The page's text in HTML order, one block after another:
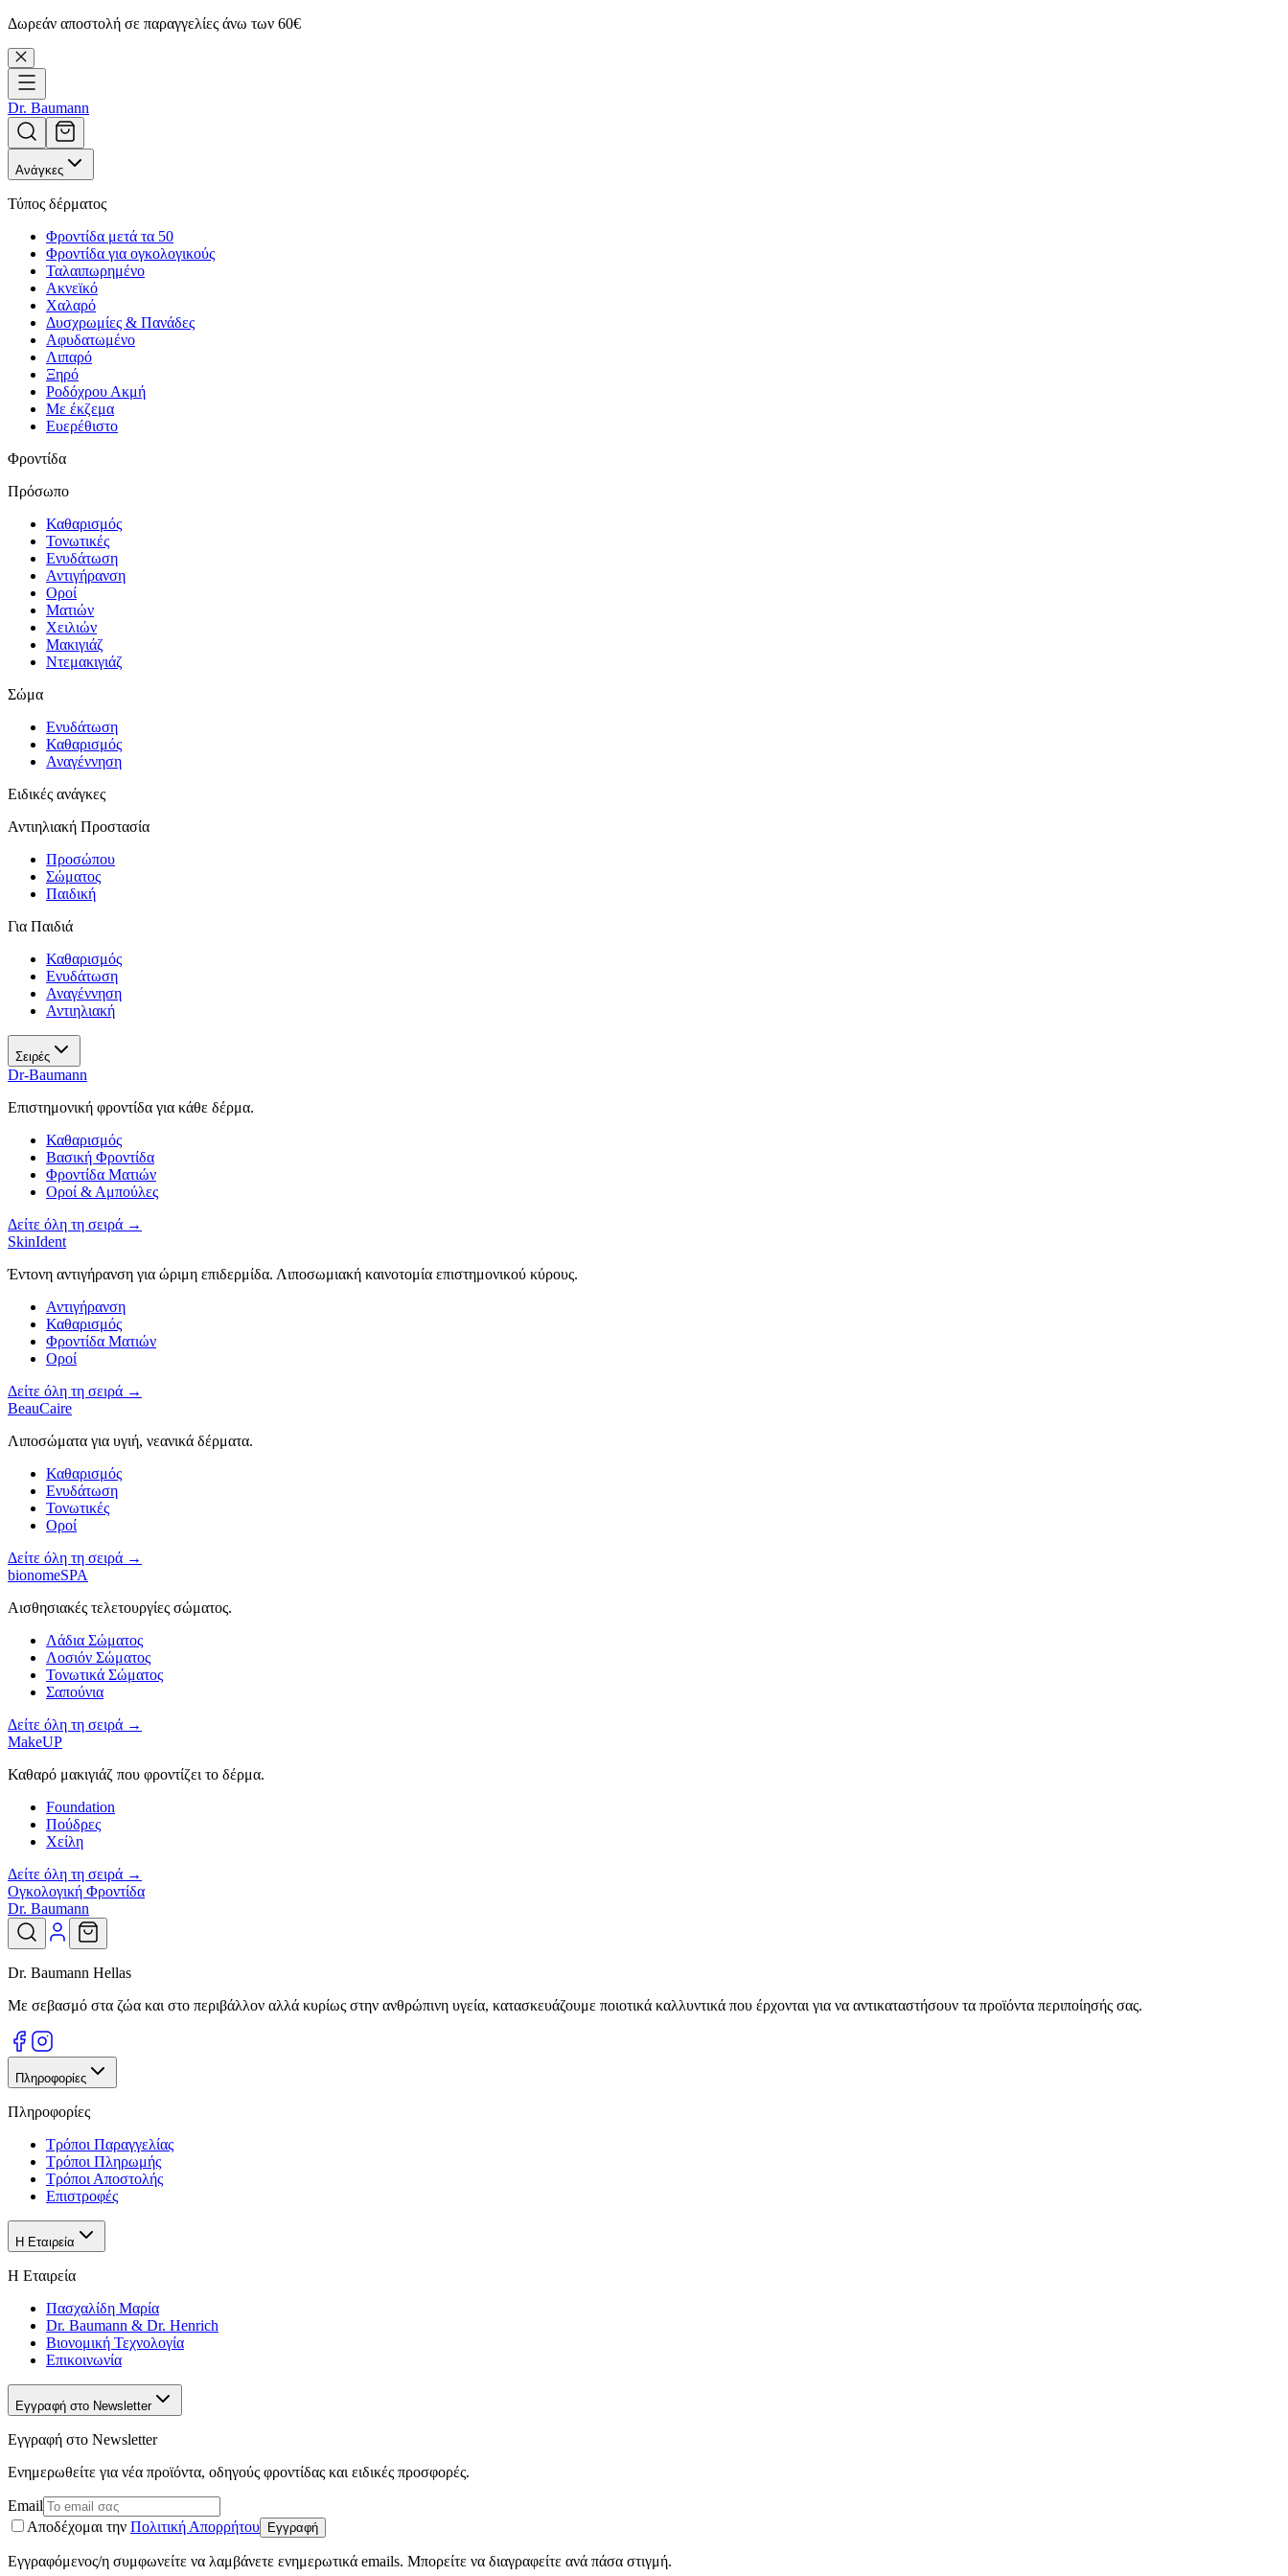
Δωρεάν αποστολή σε παραγγελίες άνω των 60€
Dr. Baumann
Ανάγκες
Τύπος δέρματος
Φροντίδα μετά τα 50
Φροντίδα για ογκολογικούς
Ταλαιπωρημένο
Ακνεϊκό
Χαλαρό
Δυσχρωμίες & Πανάδες
Αφυδατωμένο
Λιπαρό
Ξηρό
Ροδόχρου Ακμή
Με έκζεμα
Ευερέθιστο
Φροντίδα
Πρόσωπο
Καθαρισμός
Τονωτικές
Ενυδάτωση
Αντιγήρανση
Οροί
Ματιών
Χειλιών
Μακιγιάζ
Ντεμακιγιάζ
Σώμα
Ενυδάτωση
Καθαρισμός
Αναγέννηση
Ειδικές ανάγκες
Αντιηλιακή Προστασία
Προσώπου
Σώματος
Παιδική
Για Παιδιά
Καθαρισμός
Ενυδάτωση
Αναγέννηση
Αντιηλιακή
Σειρές
Dr-Baumann
Επιστημονική φροντίδα για κάθε δέρμα.
Καθαρισμός
Βασική Φροντίδα
Φροντίδα Ματιών
Οροί & Αμπούλες
Δείτε όλη τη σειρά →
SkinIdent
Έντονη αντιγήρανση για ώριμη επιδερμίδα. Λιποσωμιακή καινοτομία επιστημονικού κύρους.
Αντιγήρανση
Καθαρισμός
Φροντίδα Ματιών
Οροί
Δείτε όλη τη σειρά →
BeauCaire
Λιποσώματα για υγιή, νεανικά δέρματα.
Καθαρισμός
Ενυδάτωση
Τονωτικές
Οροί
Δείτε όλη τη σειρά →
bionomeSPA
Αισθησιακές τελετουργίες σώματος.
Λάδια Σώματος
Λοσιόν Σώματος
Τονωτικά Σώματος
Σαπούνια
Δείτε όλη τη σειρά →
MakeUP
Καθαρό μακιγιάζ που φροντίζει το δέρμα.
Foundation
Πούδρες
Χείλη
Δείτε όλη τη σειρά →
Ογκολογική Φροντίδα
Dr. Baumann
Dr. Baumann Hellas
Με σεβασμό στα ζώα και στο περιβάλλον αλλά κυρίως στην ανθρώπινη υγεία, κατασκευάζουμε ποιοτικά καλλυντικά που έρχονται για να αντικαταστήσουν τα προϊόντα περιποίησής σας.
Πληροφορίες
Πληροφορίες
Τρόποι Παραγγελίας
Τρόποι Πληρωμής
Τρόποι Αποστολής
Επιστροφές
Η Εταιρεία
Η Εταιρεία
Πασχαλίδη Μαρία
Dr. Baumann & Dr. Henrich
Βιονομική Τεχνολογία
Επικοινωνία
Εγγραφή στο Newsletter
Εγγραφή στο Newsletter
Ενημερωθείτε για νέα προϊόντα, οδηγούς φροντίδας και ειδικές προσφορές.
Email
Αποδέχομαι την Πολιτική Απορρήτου Εγγραφή
Εγγραφόμενος/η συμφωνείτε να λαμβάνετε ενημερωτικά emails. Μπορείτε να διαγραφείτε ανά πάσα στιγμή.